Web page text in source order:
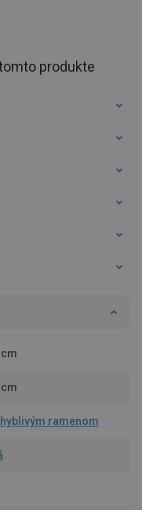
produkte
ramenom